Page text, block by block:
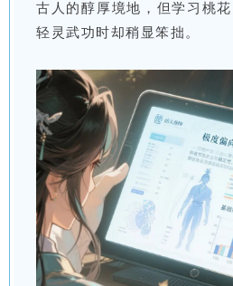
古人的醇厚境地，但学习桃
轻灵武功时却稍显笨拙。